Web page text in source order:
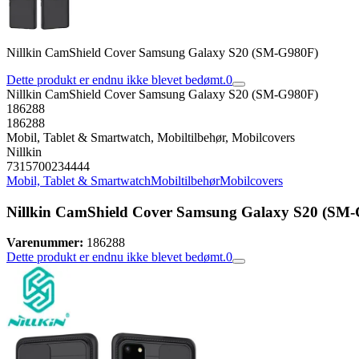
Nillkin CamShield Cover Samsung Galaxy S20 (SM-G980F)
Dette produkt er endnu ikke blevet bedømt.0
Nillkin CamShield Cover Samsung Galaxy S20 (SM-G980F)
186288
186288
Mobil, Tablet & Smartwatch, Mobiltilbehør, Mobilcovers
Nillkin
7315700234444
Mobil, Tablet & SmartwatchMobiltilbehørMobilcovers
Nillkin CamShield Cover Samsung Galaxy S20 (SM-
Varenummer: 186288
Dette produkt er endnu ikke blevet bedømt.0